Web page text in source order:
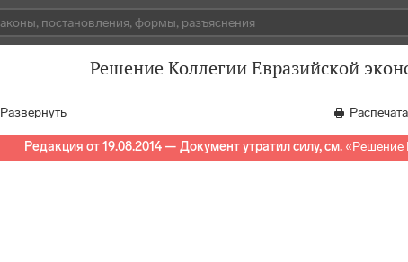
Решение Коллегии Евразийской
Развернуть
Редакция от 19.08.2014 — Документ утратил силу, см.«Решение